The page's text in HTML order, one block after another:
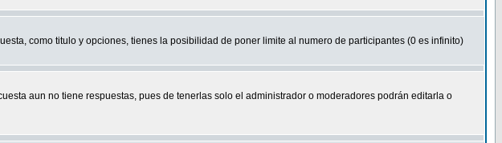
como titulo y opciones, tienes la posibilidad de poner limite al numero de participantes (0 es infinito)
aun no tiene respuestas, pues de tenerlas solo el administrador o moderadores podrán editarla o